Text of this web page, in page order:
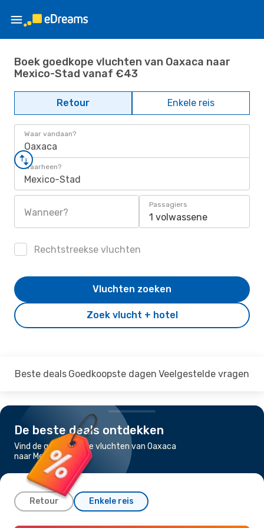
Boek goedkope vluchten van Oaxaca naar
Mexico-Stad vanaf €43
Retour Enkele reis
Waar vandaan?
Oaxaca
Waarheen?
Mexico-Stad
Wanneer?
Passagiers
1 volwassene
Rechtstreekse vluchten
Zoek vlucht + hotel
Vluchten zoeken
Beste deals Goedkoopste dagen Veelgestelde vragen
De beste deals ontdekken
Vind de goedkoopste vluchten van Oaxaca
naar Mexico-Stad
Retour Enkele reis